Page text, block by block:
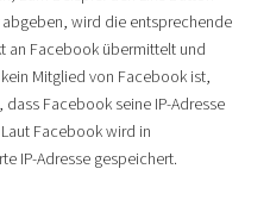
wird die entsprechende
an Facebook übermittelt und
Mitglied von Facebook ist,
Facebook seine IP-Adresse
Facebook wird in
IP-Adresse gespeichert.